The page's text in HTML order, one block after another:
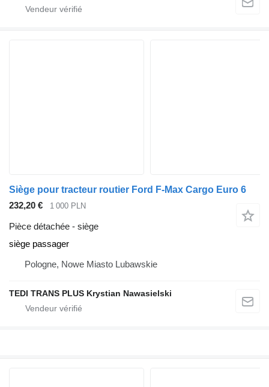
Siège pour tracteur routier Ford F-Max Cargo Euro 6
232,20 €
1 000 PLN
Pièce détachée - siège
siège passager
Pologne, Nowe Miasto Lubawskie
TEDI TRANS PLUS Krystian Nawasielski